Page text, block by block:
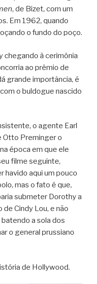
, de Bizet, com um
Em 1962, quando
o fundo do poço.
chegando à cerimônia
ao prêmio de
grande importância, é
o buldogue nascido
o agente Earl
Otto Preminger o
época em que ele
filme seguinte,
havido aqui um pouco
mas o fato é que,
submeter Dorothy a
Cindy Lou, e não
a sola dos
o general prussiano
de Hollywood.